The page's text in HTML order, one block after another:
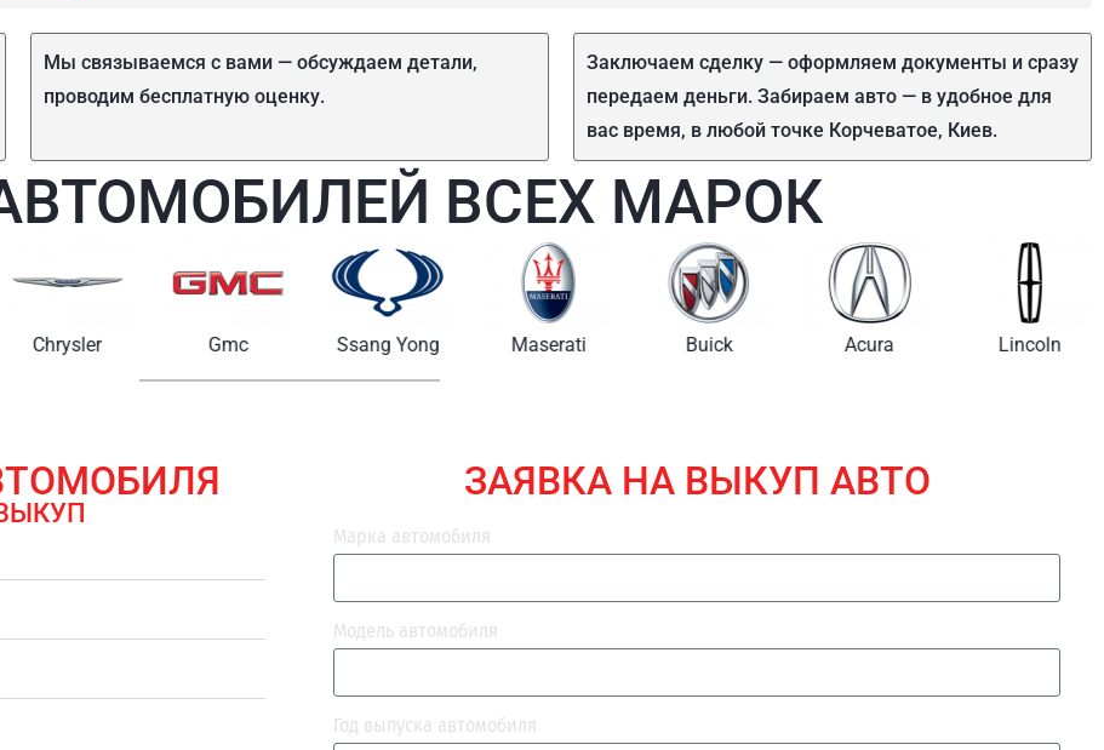
Мы связываемся с вами — обсуждаем детали,
проводим бесплатную оценку.
Заключаем сделку — оформляем документы и сразу
передаем деньги. Забираем авто — в удобное для
вас время, в любой точке Корчеватое, Киев.
ВСЕХ МАРОК
Chrysler Gmc Ssang Yong Maserati Buick Acura Lincoln
ЗАЯВКА НА ВЫКУП АВТО
Марка автомобиля
Модель автомобиля
Год выпуска автомобиля